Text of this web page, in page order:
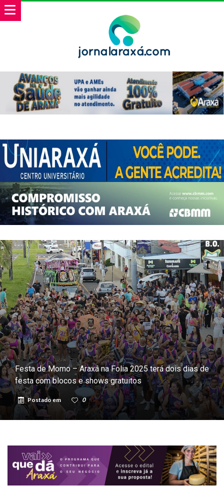
Festa de Momo – Araxá na Folia 2025 terá dois dias de
festa com blocos e shows gratuitos
Postado em 0